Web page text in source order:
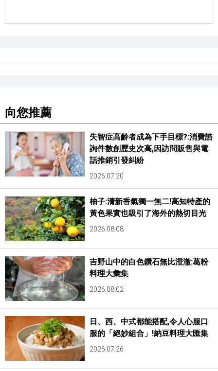
向您推薦
失智症高齡者成為下手目標?:消費諮
詢件數創歷史次高,因訪問販售與電
話推銷引發糾紛
2026.07.20
柚子:清新香氣獨一無二!高知特產的
黃色果實也吸引了海外的熱切目光
2026.08.08
吉野山中的白色鑽石無比澄澈:葛粉
料理大彙集
2026.08.02
日、西、中式都能搭配,令人心服口
服的「絕妙組合」!納豆料理大匯集
2026.07.26